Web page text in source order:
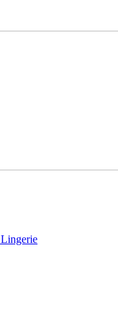
Lingerie